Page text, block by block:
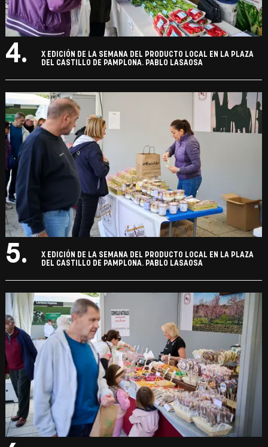
4.
X EDICIÓN DE LA SEMANA DEL PRODUCTO LOCAL EN LA PLAZA
DEL CASTILLO DE PAMPLONA. PABLO LASAOSA
5.
X EDICIÓN DE LA SEMANA DEL PRODUCTO LOCAL EN LA PLAZA
DEL CASTILLO DE PAMPLONA. PABLO LASAOSA